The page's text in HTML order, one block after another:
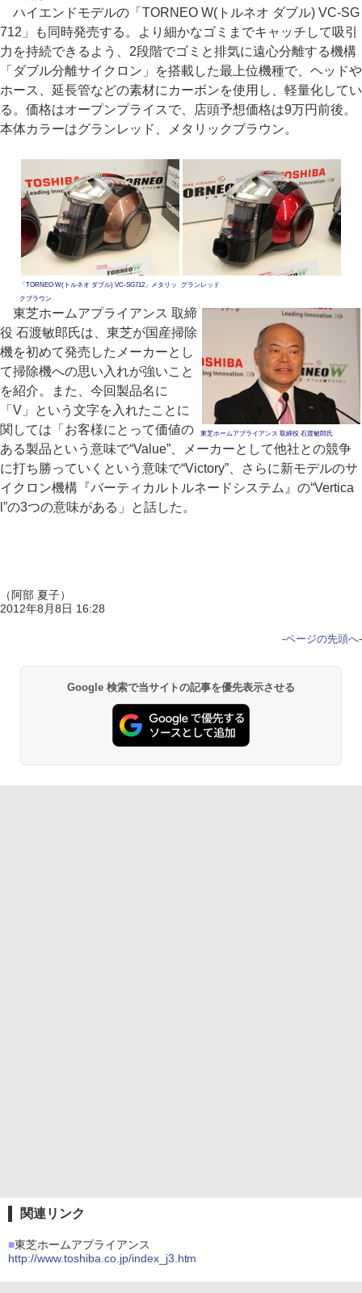
ハイエンドモデルの「TORNEO W(トルネオ ダブル) VC-SG
712」も同時発売する。より細かなゴミまでキャッチして吸引
力を持続できるよう、2段階でゴミと排気に遠心分離する機構
「ダブル分離サイクロン」を搭載した最上位機種で、ヘッドや
ホース、延長管などの素材にカーボンを使用し、軽量化してい
る。価格はオープンプライスで、店頭予想価格は9万円前後。
本体カラーはグランレッド、メタリックブラウン。
「TORNEO W(トルネオ ダブル) VC-SG712」メタリッ
クブラウン
グランレッド
東芝ホームアプライアンス 取締役 石渡敏郎氏
東芝ホームアプライアンス 取締
役 石渡敏郎氏は、東芝が国産掃除
機を初めて発売したメーカーとし
て掃除機への思い入れが強いこと
を紹介。また、今回製品名に
「V」という文字を入れたことに
関しては「お客様にとって価値の
ある製品という意味で“Value”、メーカーとして他社との競争
に打ち勝っていくという意味で“Victory”、さらに新モデルのサ
イクロン機構『バーティカルトルネードシステム』の“Vertica
l”の3つの意味がある」と話した。
（阿部 夏子）
2012年8月8日 16:28
-ページの先頭へ-
Google 検索で当サイトの記事を優先表示させる
関連リンク
■東芝ホームアプライアンス
http://www.toshiba.co.jp/index_j3.htm